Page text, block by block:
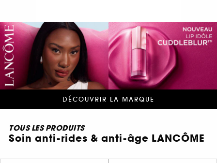
DÉCOUVRIR LA MARQUE
TOUS LES PRODUITS
Soin anti-rides & anti-âge LANCÔME